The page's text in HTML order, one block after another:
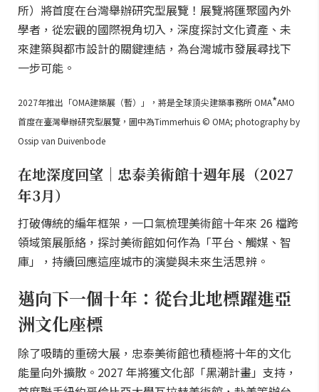
所）將首度在台灣舉辦研究型展覽！展覽將匯聚國內外
學者，從宏觀的國際視角切入，深度探討文化資產、未
來建築與都市設計的關鍵連結，為台灣城市發展尋找下
一步可能。
2027年推出「OMA建築展（暫）」，將是全球頂尖建築事務所 OMA*AMO
首度在臺灣舉辦研究型展覽，圖中為Timmerhuis © OMA; photography by
Ossip van Duivenbode
在地深度回望｜忠泰美術館十週年展（2027
年3月）
打破傳統的編年框架，一口氣梳理美術館十年來 26 檔跨
領域策展脈絡，探討美術館如何作為「平台、觸媒、智
庫」，持續回應這座城市的演變與未來生活思辨。
邁向下一個十年：從台北地標躍進亞
洲文化座標
除了吸睛的重磅大展，忠泰美術館也積極將十年的文化
能量向外擴散。2027 年將獲文化部「黑潮計畫」支持，